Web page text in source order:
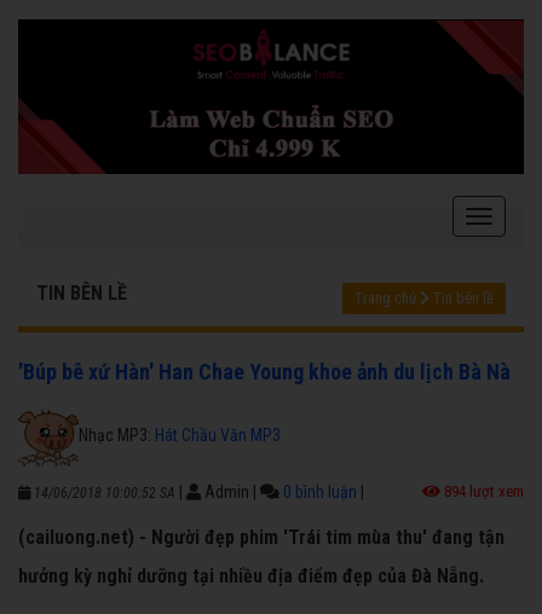
TIN BÊN LỀ Trang chủ Tin bên lề
'Búp bê xứ Hàn' Han Chae Young khoe ảnh du lịch Bà Nà
Nhạc MP3: Hát Chầu Văn MP3
14/06/2018 10:00:52 SA Admin 0 bình luận 894 lượt xem
(cailuong.net) - Người đẹp phim 'Trái tim mùa thu' đang tận
hưởng kỳ nghỉ dưỡng tại nhiều địa điểm đẹp của Đà Nẵng.